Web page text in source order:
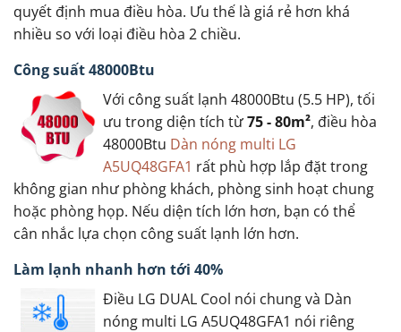
quyết định mua điều hòa. Ưu thế là giá rẻ hơn khá
nhiều so với loại điều hòa 2 chiều.
Công suất 48000Btu
Với công suất lạnh 48000Btu (5.5 HP), tối
ưu trong diện tích từ75 - 80m², điều hòa
48000Btu Dàn nóng multi LG
A5UQ48GFA1 rất phù hợp lắp đặt trong
không gian như phòng khách, phòng sinh hoạt chung
hoặc phòng họp. Nếu diện tích lớn hơn, bạn có thể
cân nhắc lựa chọn công suất lạnh lớn hơn.
Làm lạnh nhanh hơn tới 40%
Điều LG DUAL Cool nói chung và Dàn
nóng multi LG A5UQ48GFA1 nói riêng